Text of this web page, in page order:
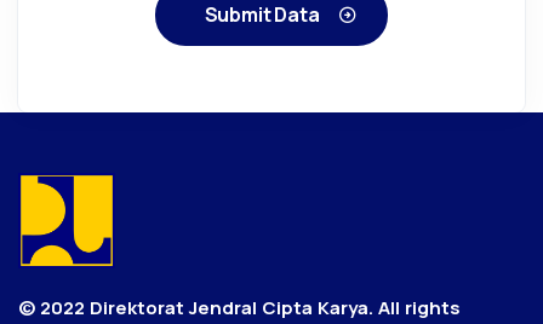
Submit Data
© 2022 Direktorat Jendral Cipta Karya. All rights